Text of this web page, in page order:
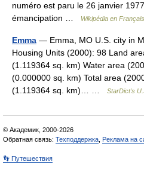
numéro est paru le 26 janvier
émancipation …
Wikipédia en Français
Emma — Emma, MO U.S. city in
Housing Units (2000): 98 Land
(1.119364 sq. km) Water area
(0.000000 sq. km) Total area
(1.119364 sq. km)… …
StarDict's
© Академик, 2000-2026
Обратная связь: Техподдержка Реклама на
👣 Путешествия